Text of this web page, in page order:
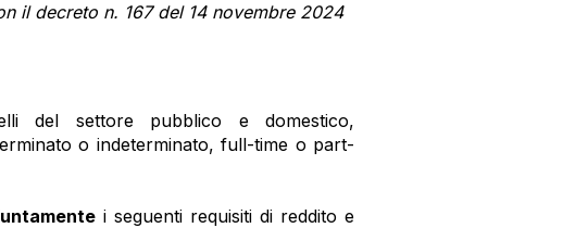
il decreto n. 167 del 14 novembre 2024
del settore pubblico e domestico,
o indeterminato, full-time o part-
i seguenti requisiti di reddito e